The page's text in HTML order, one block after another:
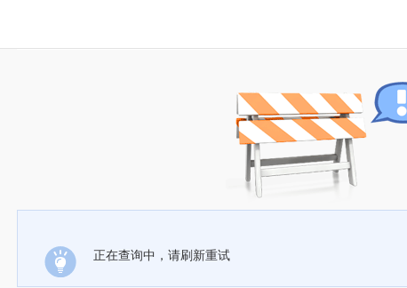
正在查询中，请刷新重试